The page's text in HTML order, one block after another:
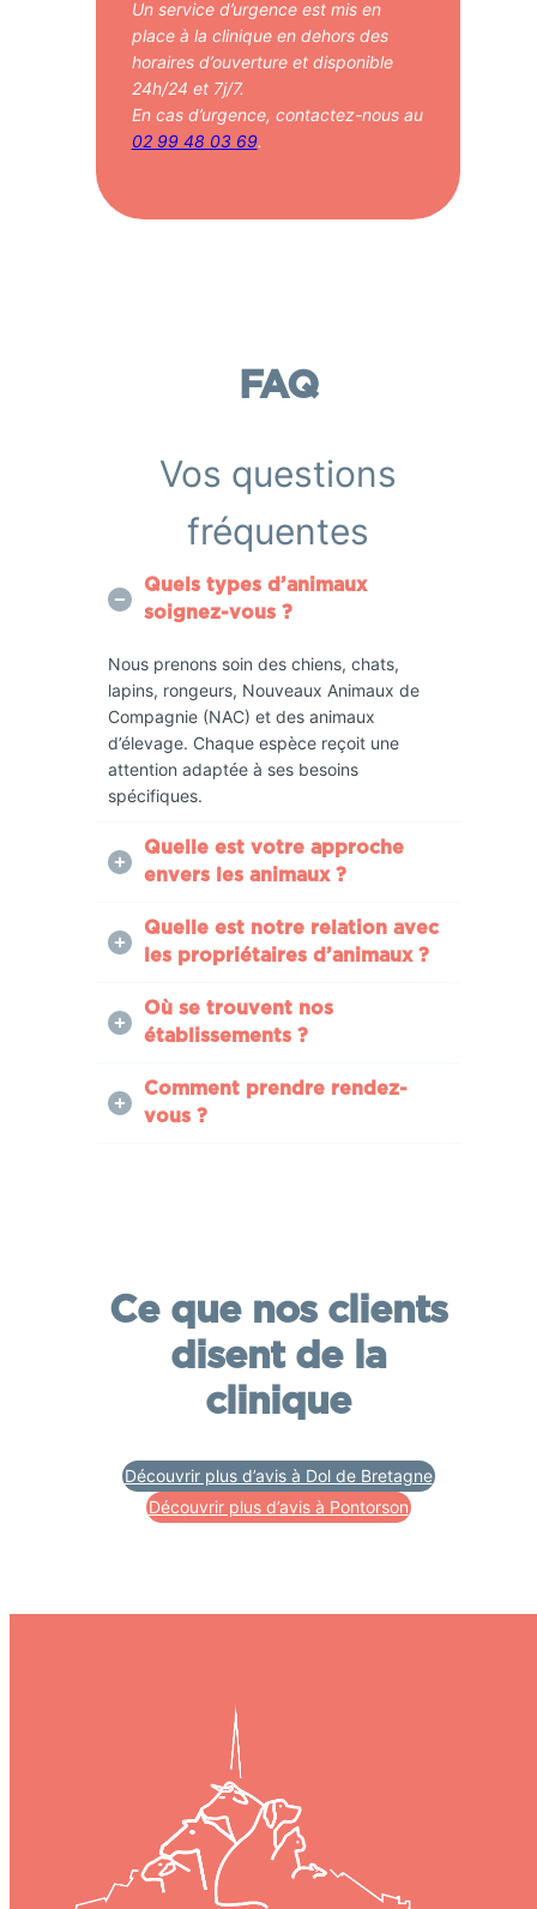
Un service d’urgence est mis en
place à la clinique en dehors des
horaires d’ouverture et disponible
24h/24 et 7j/7.
En cas d’urgence, contactez-nous au
02 99 48 03 69.
FAQ
Vos questions
fréquentes
Quels types d’animaux
soignez-vous ?
Nous prenons soin des chiens, chats,
lapins, rongeurs, Nouveaux Animaux de
Compagnie (NAC) et des animaux
d’élevage. Chaque espèce reçoit une
attention adaptée à ses besoins
spécifiques.
Quelle est votre approche
envers les animaux ?
Quelle est notre relation avec
les propriétaires d’animaux ?
Où se trouvent nos
établissements ?
Comment prendre rendez-
vous ?
Ce que nos clients
disent de la
clinique
Découvrir plus d’avis à Dol de Bretagne
Découvrir plus d’avis à Pontorson